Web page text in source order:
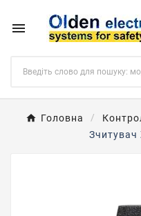

Головна
Зчитувач